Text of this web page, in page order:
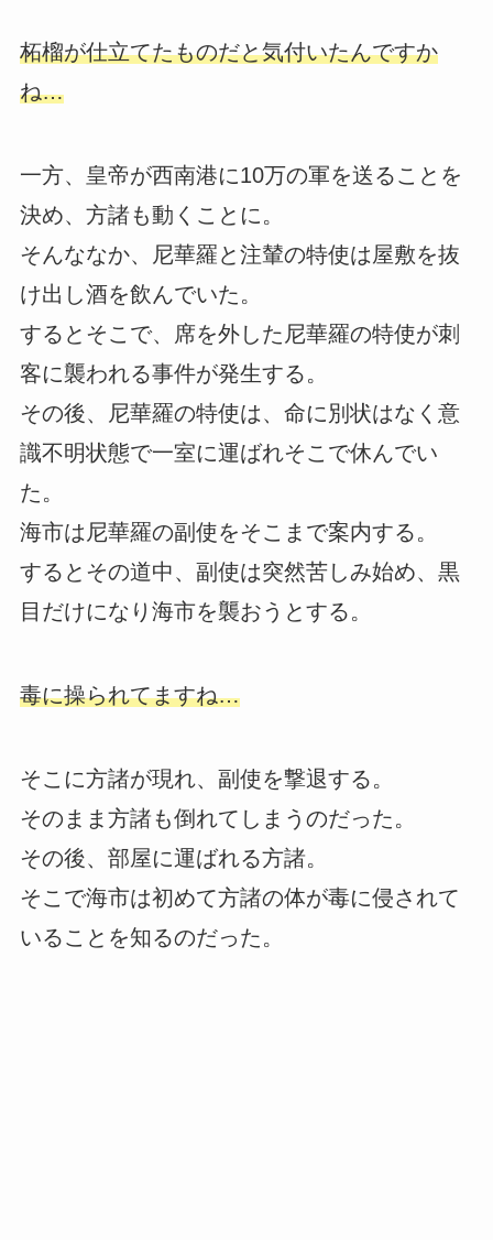
柘榴が仕立てたものだと気付いたんですか
ね…
一方、皇帝が西南港に10万の軍を送ることを
決め、方諸も動くことに。
そんななか、尼華羅と注輦の特使は屋敷を抜
け出し酒を飲んでいた。
するとそこで、席を外した尼華羅の特使が刺
客に襲われる事件が発生する。
その後、尼華羅の特使は、命に別状はなく意
識不明状態で一室に運ばれそこで休んでい
た。
海市は尼華羅の副使をそこまで案内する。
するとその道中、副使は突然苦しみ始め、黒
目だけになり海市を襲おうとする。
毒に操られてますね…
そこに方諸が現れ、副使を撃退する。
そのまま方諸も倒れてしまうのだった。
その後、部屋に運ばれる方諸。
そこで海市は初めて方諸の体が毒に侵されて
いることを知るのだった。